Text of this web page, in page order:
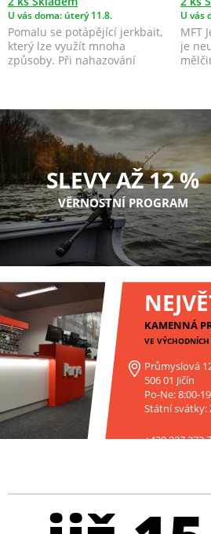
U vás doma: úterý 11.8.
Pomalu se potápějící jerkbait,
který lze využít mnoha
způsoby. Při nahazování
U vás
MFT
je
SLEVY AŽ 12 %
VĚRNOSTNÍ PROGRAM
KAMENNÁ
VE VÝCHODNÍCH
Průmyslová
506 01 Jičín
Po-Ne: 8:00-
Státní svátky:
+420 227 272